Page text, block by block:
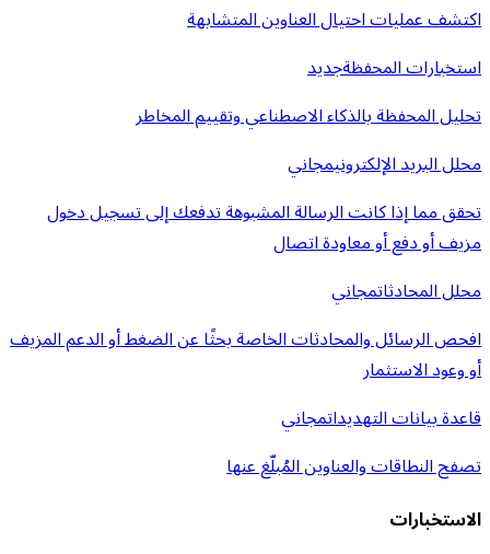
اكتشف عمليات احتيال العناوين المتشابهة
استخبارات المحفظةجديد
تحليل المحفظة بالذكاء الاصطناعي وتقييم المخاطر
محلل البريد الإلكترونيمجاني
تحقق مما إذا كانت الرسالة المشبوهة تدفعك إلى تسجيل دخول
مزيف أو دفع أو معاودة اتصال
محلل المحادثاتمجاني
افحص الرسائل والمحادثات الخاصة بحثًا عن الضغط أو الدعم المزيف
أو وعود الاستثمار
قاعدة بيانات التهديداتمجاني
تصفح النطاقات والعناوين المُبلّغ عنها
الاستخبارات